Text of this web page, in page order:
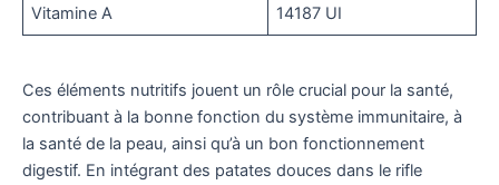
Vitamine A 14187 UI
Ces éléments nutritifs jouent un rôle crucial pour la santé,
contribuant à la bonne fonction du système immunitaire, à
la santé de la peau, ainsi qu’à un bon fonctionnement
digestif. En intégrant des patates douces dans le rifle